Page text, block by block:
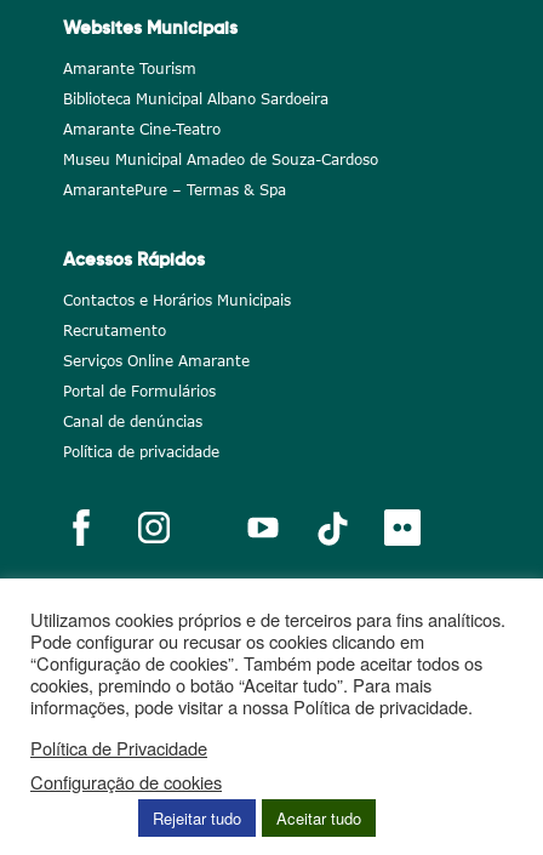
Websites Municipais
Amarante Tourism
Biblioteca Municipal Albano Sardoeira
Amarante Cine-Teatro
Museu Municipal Amadeo de Souza-Cardoso
AmarantePure – Termas & Spa
Acessos Rápidos
Contactos e Horários Municipais
Recrutamento
Serviços Online Amarante
Portal de Formulários
Canal de denúncias
Política de privacidade
Notícias Recrutamento Portugal 2020
União Europeia
Projetos cofinanciados
Utilizamos cookies próprios e de terceiros para fins analíticos.
Pode configurar ou recusar os cookies clicando em
“Configuração de cookies”. Também pode aceitar todos os
cookies, premindo o botão “Aceitar tudo”. Para mais
informações, pode visitar a nossa Política de privacidade.
Política de Privacidade
Configuração de cookies
Rejeitar tudo Aceitar tudo